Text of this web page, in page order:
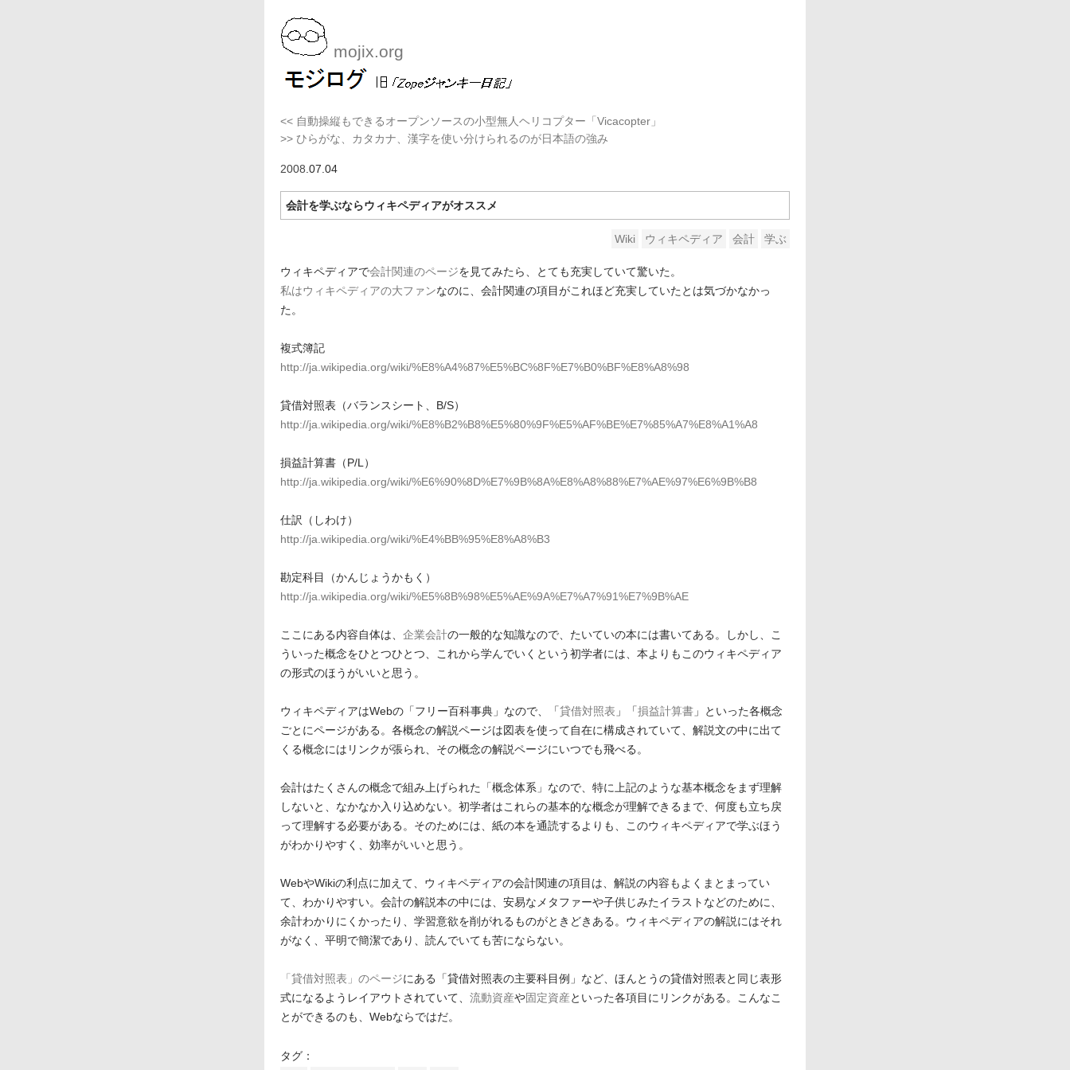
mojix.org
<< 自動操縦もできるオープンソースの小型無人ヘリコプター「Vicacopter」
>> ひらがな、カタカナ、漢字を使い分けられるのが日本語の強み
2008 .07.04
会計を学ぶならウィキペディアがオススメ
Wiki ウィキペディア 会計 学ぶ
ウィキペディアで会計関連のページを見てみたら、とても充実していて驚いた。
私はウィキペディアの大ファンなのに、会計関連の項目がこれほど充実していたとは気づかなかっ
た。
複式簿記
http://ja.wikipedia.org/wiki/%E8%A4%87%E5%BC%8F%E7%B0%BF%E8%A8%98
貸借対照表（バランスシート、B/S）
http://ja.wikipedia.org/wiki/%E8%B2%B8%E5%80%9F%E5%AF%BE%E7%85%A7%E8%A1%A8
損益計算書（P/L）
http://ja.wikipedia.org/wiki/%E6%90%8D%E7%9B%8A%E8%A8%88%E7%AE%97%E6%9B%B8
仕訳（しわけ）
http://ja.wikipedia.org/wiki/%E4%BB%95%E8%A8%B3
勘定科目（かんじょうかもく）
http://ja.wikipedia.org/wiki/%E5%8B%98%E5%AE%9A%E7%A7%91%E7%9B%AE
ここにある内容自体は、 企業会計の一般的な知識なので、たいていの本には書いてある。しかし、こ
ういった概念をひとつひとつ、これから学んでいくという初学者には、本よりもこのウィキペディア
の形式のほうがいいと思う。
ウィキペディアはWebの「フリー百科事典」なので、「貸借対照表 」「損益計算書 」といった各概念
ごとにページがある。各概念の解説ページは図表を使って自在に構成されていて、解説文の中に出て
くる概念にはリンクが張られ、その概念の解説ページにいつでも飛べる。
会計はたくさんの概念で組み上げられた「概念体系」なので、特に上記のような基本概念をまず理解
しないと、なかなか入り込めない。初学者はこれらの基本的な概念が理解できるまで、何度も立ち戻
って理解する必要がある。そのためには、紙の本を通読するよりも、このウィキペディアで学ぶほう
がわかりやすく、効率がいいと思う。
WebやWikiの利点に加えて、ウィキペディアの会計関連の項目は、解説の内容もよくまとまってい
て、わかりやすい。会計の解説本の中には、安易なメタファーや子供じみたイラストなどのために、
余計わかりにくかったり、学習意欲を削がれるものがときどきある。ウィキペディアの解説にはそれ
がなく、平明で簡潔であり、読んでいても苦にならない。
「貸借対照表」のページにある「貸借対照表の主要科目例」など、ほんとうの貸借対照表と同じ表形
式になるようレイアウトされていて、 流動資産や固定資産といった各項目にリンクがある。こんなこ
とができるのも、Webならではだ。
タグ：